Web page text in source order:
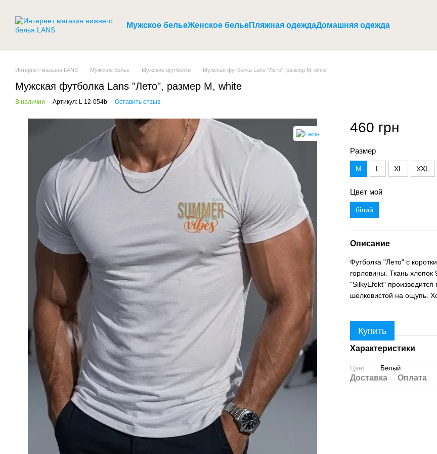
Мужское бельеЖенское бельеПляжная одеждаДомашняя одежда
Интернет-магазин LANS Мужское белье Мужские футболки Мужская футболка Lans "Лето", размер M, white
Мужская футболка Lans "Лето", размер M, white
В наличии Артикул: L 12-054b Оставить отзыв
460 грн
Размер
M L XL XXL
Цвет мой
білий
Описание
Футболка "Лето" с
горловины. Ткань
"SilkyEfekt" производится
шелковистой на ощупь.
Купить
Характеристики
Цвет Белый
Доставка Оплата